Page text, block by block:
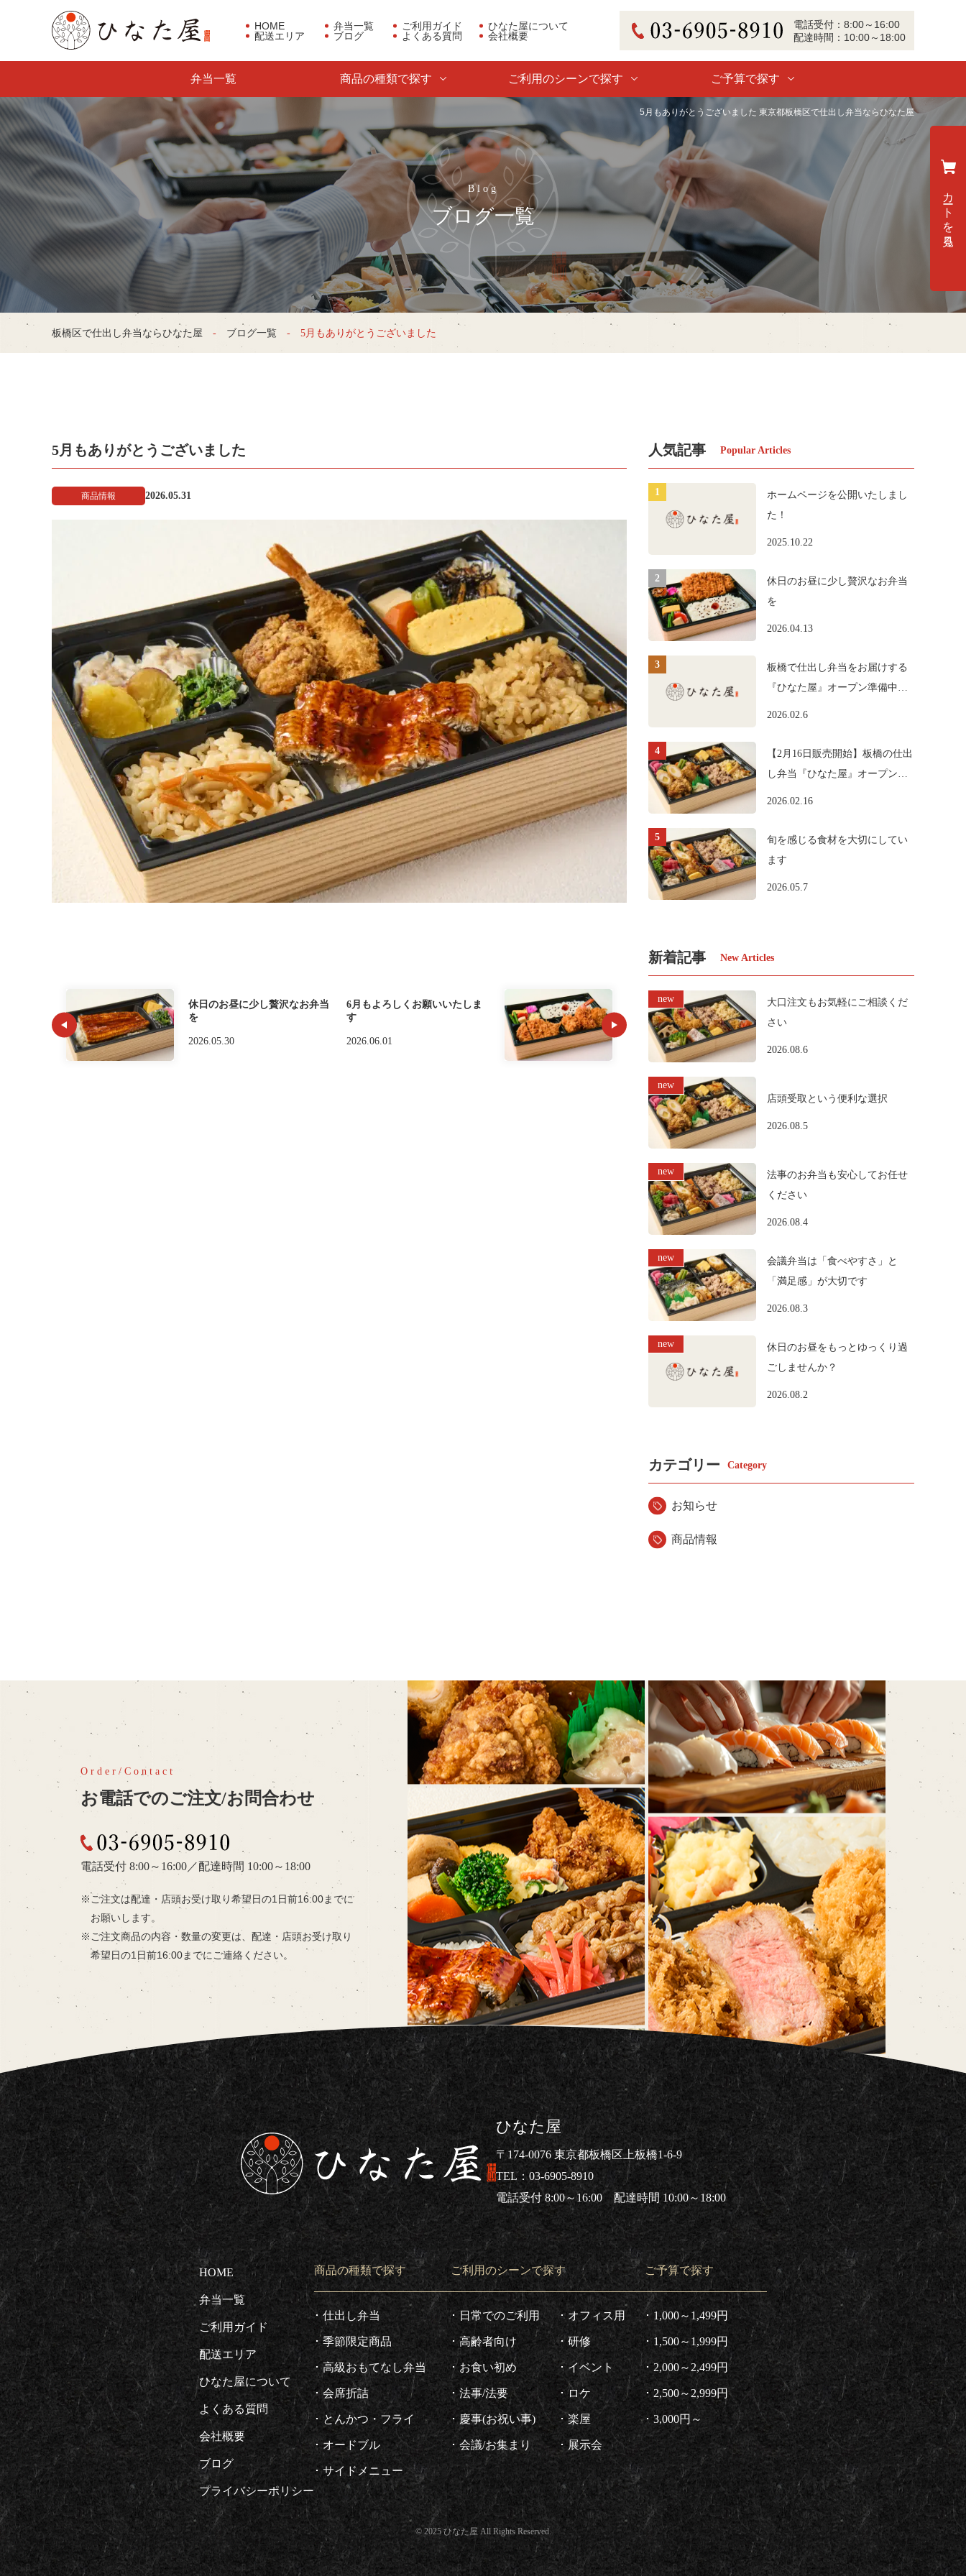
5月もありがとうございました 東京都板橋区で仕出し弁当ならひなた屋
東京都板橋区で仕出し弁当な
HOME 弁当一覧 ご利用ガイド
ひなた屋について
配送エリア
ブログ よくある質問 会社概要
03-6905-8910
電話受付 ： 8:00～16:00
配達時間： 10:00～18:00
弁当一覧 商品の種類で探す ご利用のシーンで探す ご予算で探す
ブログ一覧
板橋区で仕出し弁当ならひなた屋 ブログ一覧 5月もありがとうございました
5月もありがとうございました
商品情報 2026.05.31
休日のお昼に少し贅沢なお弁当
を
2026.05.30
6月もよろしくお願いいたしま
す
2026.06.01
人気記事
ホームページを公開いたしまし
た！
2025.10.22
休日のお昼に少し贅沢なお弁当
を
2026.04.13
板橋で仕出し弁当をお届けする
『ひなた屋』オープン準備中で
2026.02.6
【2月16日販売開始】板橋の仕出
し弁当『ひなた屋』オープンの
2026.02.16
旬を感じる食材を大切にしてい
ます
2026.05.7
新着記事
大口注文もお気軽にご相談くだ
さい
2026.08.6
店頭受取という便利な選択
2026.08.5
法事のお弁当も安心してお任せ
ください
2026.08.4
会議弁当は「食べやすさ」と
「満足感」が大切です
2026.08.3
休日のお昼をもっとゆっくり過
ごしませんか？
2026.08.2
カテゴリー
お知らせ
商品情報
お電話でのご注文/お問合わせ
03-6905-8910
電話受付 8:00～16:00 ／配達時間 10:00～18:00
ご注文は配達・店頭お受け取り希望日の1日前16:00までに
お願いします。
ご注文商品の内容・数量の変更は、 配達・店頭お受け取り
希望日の1日前16:00までにご連絡ください。
東京都板橋区で仕出し弁当ならひなた屋
ひなた屋
〒174-0076 東京都板橋区上板橋1-6-9
03-6905-8910
電話受付 8:00～16:00 配達時間 10:00～18:00
HOME
弁当一覧
ご利用ガイド
配送エリア
ひなた屋について
よくある質問
会社概要
ブログ
プライバシーポリシー
商品の種類で探す
仕出し弁当
季節限定商品
高級おもてなし弁当
会席折詰
とんかつ・フライ
オードブル
サイドメニュー
ご利用のシーンで探す
日常でのご利用
高齢者向け
お食い初め
法事/法要
慶事(お祝い事)
会議/お集まり
オフィス用
研修
イベント
ロケ
楽屋
展示会
ご予算で探す
1,000～1,499円
1,500～1,999円
2,000～2,499円
2,500～2,999円
3,000円～
© 2025 ひなた屋 All Rights Reserved.
カートを見る